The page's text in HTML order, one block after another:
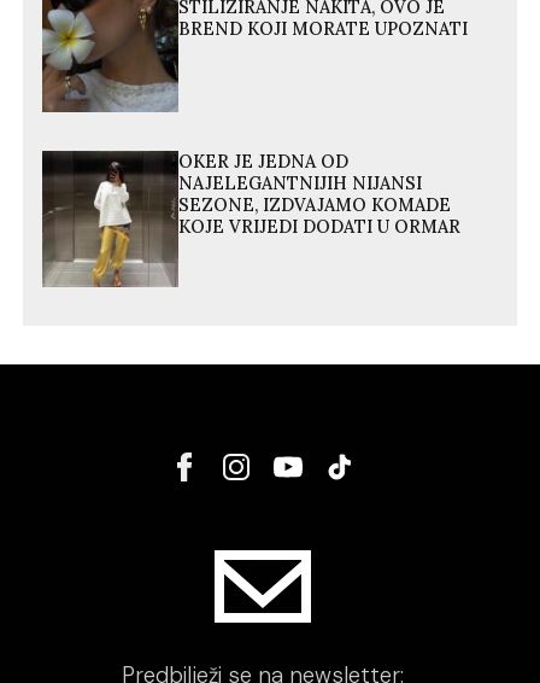
STILIZIRANJE NAKITA, OVO JE
BREND KOJI MORATE UPOZNATI
OKER JE JEDNA OD
NAJELEGANTNIJIH NIJANSI
SEZONE, IZDVAJAMO KOMADE
KOJE VRIJEDI DODATI U ORMAR
Predbilježi se na newsletter: